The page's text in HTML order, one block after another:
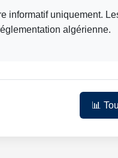
informatif uniquement.
algérienne.
📊